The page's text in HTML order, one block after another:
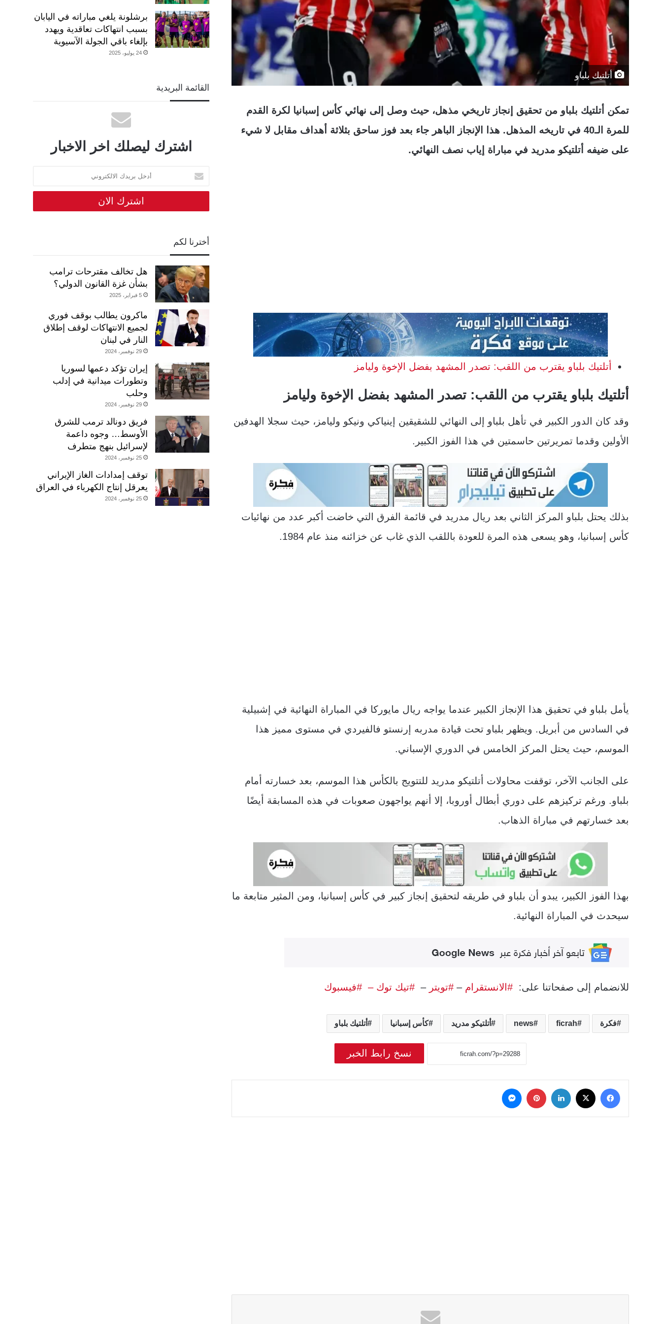
أتلتيك بلباو
تمكن أتلتيك بلباو من تحقيق إنجاز تاريخي مذهل، حيث وصل إلى نهائي كأس إسبانيا لكرة القدم
للمرة الـ40 في تاريخه المذهل. هذا الإنجاز الباهر جاء بعد فوز ساحق بثلاثة أهداف مقابل لا شيء
على ضيفه أتلتيكو مدريد في مباراة إياب نصف النهائي.
أتلتيك بلباو يقترب من اللقب: تصدر المشهد بفضل الإخوة وليامز
أتلتيك بلباو يقترب من اللقب: تصدر المشهد بفضل الإخوة وليامز
وقد كان الدور الكبير في تأهل بلباو إلى النهائي للشقيقين إينياكي ونيكو وليامز، حيث سجلا الهدفين
الأولين وقدما تمريرتين حاسمتين في هذا الفوز الكبير.
بذلك يحتل بلباو المركز الثاني بعد ريال مدريد في قائمة الفرق التي خاضت أكبر عدد من نهائيات
كأس إسبانيا، وهو يسعى هذه المرة للعودة باللقب الذي غاب عن خزائنه منذ عام 1984.
يأمل بلباو في تحقيق هذا الإنجاز الكبير عندما يواجه ريال مايوركا في المباراة النهائية في إشبيلية
في السادس من أبريل. ويظهر بلباو تحت قيادة مدربه إرنستو فالفيردي في مستوى مميز هذا
الموسم، حيث يحتل المركز الخامس في الدوري الإسباني.
على الجانب الآخر، توقفت محاولات أتلتيكو مدريد للتتويج بالكأس هذا الموسم، بعد خسارته أمام
بلباو. ورغم تركيزهم على دوري أبطال أوروبا، إلا أنهم يواجهون صعوبات في هذه المسابقة أيضًا
بعد خسارتهم في مباراة الذهاب.
بهذا الفوز الكبير، يبدو أن بلباو في طريقه لتحقيق إنجاز كبير في كأس إسبانيا، ومن المثير متابعة ما
سيحدث في المباراة النهائية.
للانضمام إلى صفحاتنا على: #الانستقرام – #تويتر – #تيك توك – #فيسبوك
فكرة ficrah
news أتلتيكو مدريد كأس إسبانيا أتلتيك بلباو
نسخ رابط الخبر
فيسبوك لينكدإن بينتيريست
برشلونة يلغي مباراته في اليابان
بسبب انتهاكات تعاقدية ويهدد
بإلغاء باقي الجولة الآسيوية
24 يوليو، 2025
القائمة البريدية
اشترك ليصلك اخر الاخبار
أدخل
بريدك
الالكتروني
أخترنا لكم
هل تخالف مقترحات ترامب
بشأن غزة القانون الدولي؟
5 فبراير، 2025
ماكرون يطالب بوقف فوري
لجميع الانتهاكات لوقف إطلاق
النار في لبنان
29 نوفمبر، 2024
إيران تؤكد دعمها لسوريا
وتطورات ميدانية في إدلب
وحلب
29 نوفمبر، 2024
فريق دونالد ترمب للشرق
الأوسط… وجوه داعمة
لإسرائيل بنهج متطرف
25 نوفمبر، 2024
توقف إمدادات الغاز الإيراني
يعرقل إنتاج الكهرباء في العراق
25 نوفمبر، 2024